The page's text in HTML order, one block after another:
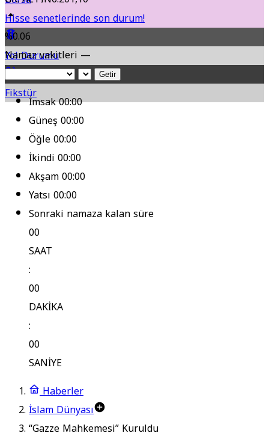
Hisse senetlerinde son durum!
Yol Durumu
Fikstür
%0.06
Namaz vakitleri —
Getir
İmsak00:00
Güneş00:00
Öğle00:00
İkindi00:00
Akşam00:00
Yatsı00:00
Sonraki namaza kalan süre
00
SAAT
:
00
DAKİKA
:
00
SANİYE
Haberler
İslam Dünyası
“Gazze Mahkemesi” Kuruldu